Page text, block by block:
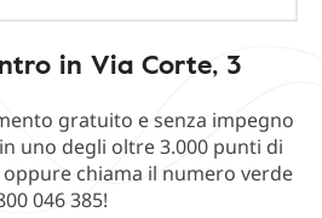
in Via Corte, 3
gratuito e senza impegno
uno degli oltre 3.000 punti di
chiama il numero verde
046 385!